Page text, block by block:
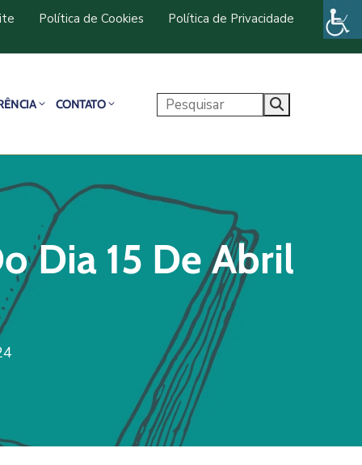
Política de Cookies Política de Privacidade
CONTATO
Dia 15 De Abril